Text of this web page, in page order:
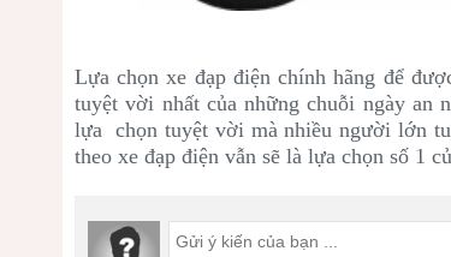
Lựa chọn xe đạp điện chính hãng để
tuyệt vời nhất của những chuỗi ngày an
lựa chọn tuyệt vời mà nhiều người lớn
theo xe đạp điện vẫn sẽ là lựa chọn số 1